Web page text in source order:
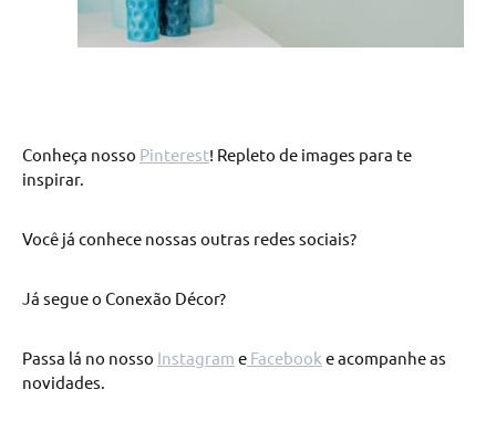
Conheça nosso Pinterest! Repleto de images para te
inspirar.
Você já conhece nossas outras redes sociais?
Já segue o Conexão Décor?
Passa lá no nosso Instagram e Facebook e acompanhe as
novidades.